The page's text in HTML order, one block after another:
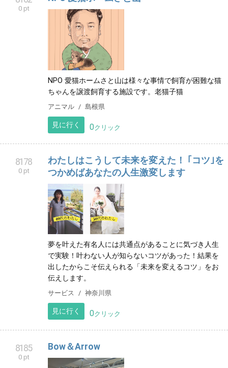
0 pt
NPO 愛猫ホームさと山は様々な事情で飼育が困難な猫
ちゃんを譲渡飼育する施設です。老猫子猫
アニマル 島根県
見に行く 0クリック
8178
0 pt
わたしはこうして未来を変えた！ ｢コツ｣を
つかめばあなたの人生激変します
夢を叶えた有名人には共通点があることに気づき人生
で実験！叶わない人が知らないコツがあった！結果を
出したからこそ伝えられる「未来を変えるコツ」をお
伝えします。
サービス 神奈川県
見に行く 0クリック
8185
0 pt
Bow＆Arrow